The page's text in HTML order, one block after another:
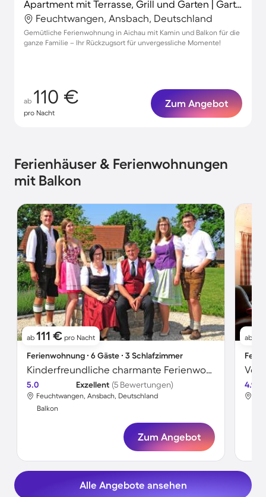
Apartment mit Terrasse, Grill und Garten | Gartenblick
Feuchtwangen, Ansbach, Deutschland
Gemütliche Ferienwohnung in Aichau mit Kamin und Balkon für die
ganze Familie – Ihr Rückzugsort für unvergessliche Momente!
ab 110 €
pro Nacht
Zum Angebot
Ferienhäuser & Ferienwohnungen
mit Balkon
ab 111 € pro Nacht
Ferienwohnung ∙ 6 Gäste ∙ 3 Schlafzimmer
Kinderfreundliche charmante Ferienwohnung mit Grill, Terrasse und Garten | Gartenblick
5.0 Exzellent (5 Bewertungen)
Feuchtwangen, Ansbach, Deutschland
Balkon
Zum Angebot
ab
4.9
Alle Angebote ansehen